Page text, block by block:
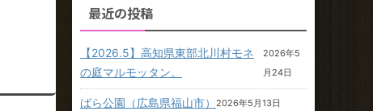
最近の投稿
【2026.5】高知県東部北川村モネ
の庭マルモッタン。
2026年5
月24日
ばら公園（広島県福山市） 2026年5月13日